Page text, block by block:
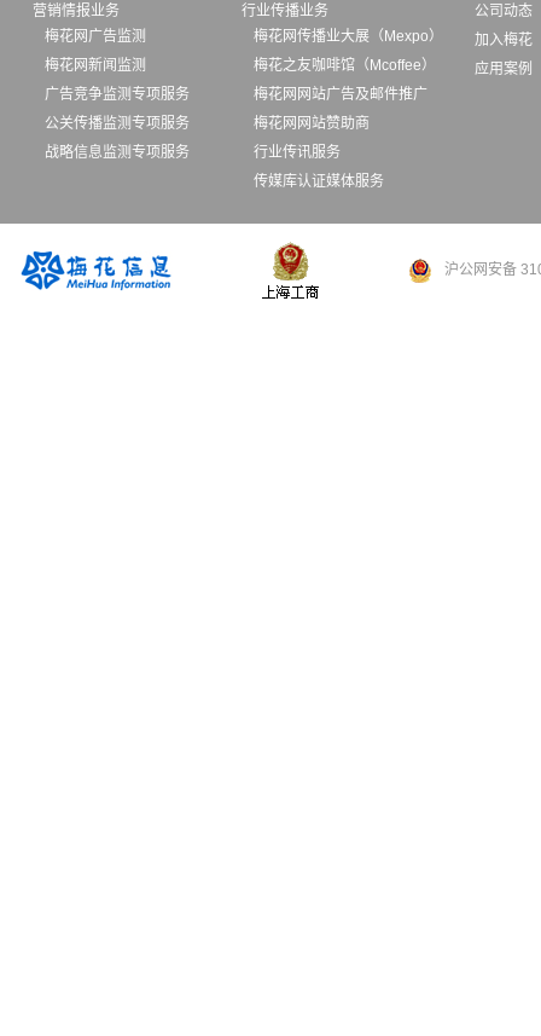
营销情报业务
梅花网广告监测
梅花网新闻监测
广告竞争监测专项服务
公关传播监测专项服务
战略信息监测专项服务
行业传播业务
梅花网传播业大展（Mexpo）
梅花之友咖啡馆（Mcoffee）
梅花网网站广告及邮件推广
梅花网网站赞助商
行业传讯服务
传媒库认证媒体服务
公司动态
加入梅花
应用案例
沪公网安备